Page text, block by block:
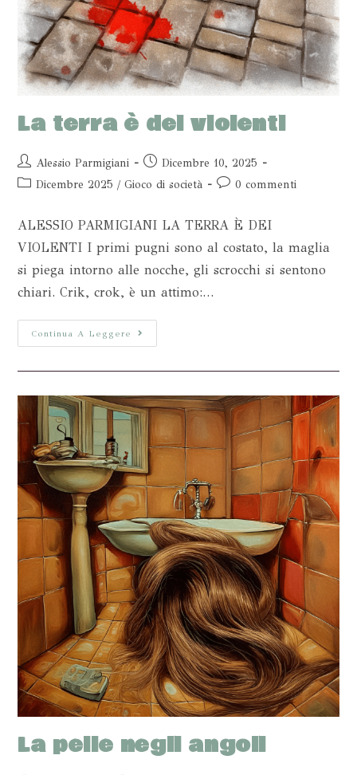
La terra è dei violenti
Alessio Parmigiani
Dicembre 10, 2025
Dicembre 2025 / Gioco di società 0 commenti
ALESSIO PARMIGIANI LA TERRA È DEI
VIOLENTI I primi pugni sono al costato, la maglia
si piega intorno alle nocche, gli scrocchi si sentono
chiari. Crik, crok, è un attimo:…
Continua A Leggere
La pelle negli angoli